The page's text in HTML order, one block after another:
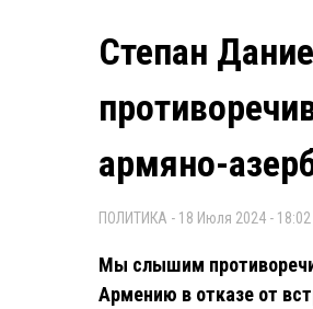
Степан
армяно-
ПОЛИТИКА - 18 Июля 2024 -
Мы слышим
Армению в отказе от